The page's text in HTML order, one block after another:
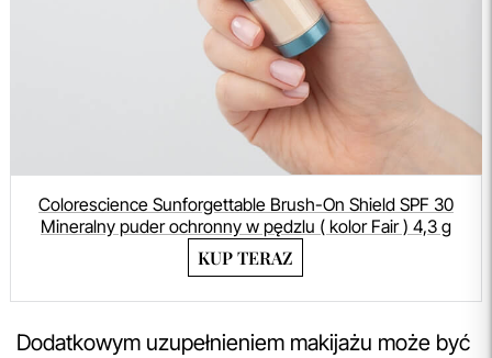
Colorescience Sunforgettable Brush-On Shield SPF 30
Mineralny puder ochronny w pędzlu ( kolor Fair ) 4,3 g
KUP TERAZ
Dodatkowym uzupełnieniem makijażu może być